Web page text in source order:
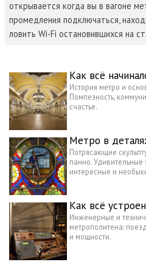
открывается когда вы в вагоне
промедления подключаться,
ловить Wi-Fi остановившихся на
Как всё
История метро и
Помпезность,
счастье.
Метро в
Потрясающие
панно. Удивительные
интересные и
Как всё
Инженерные и
метрополитена:
и мощности.